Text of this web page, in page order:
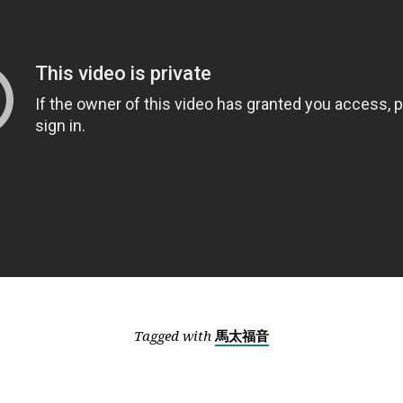
Tagged with 馬太福音